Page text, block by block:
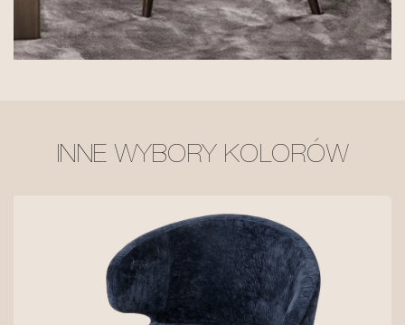
INNE WYBORY KOLORÓW